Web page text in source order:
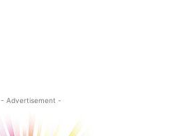
- Advertisement -